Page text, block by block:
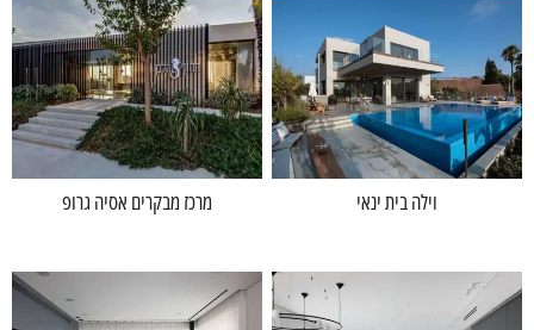
וילה בית ינאי מרכז מבקרים אסיה גרופ